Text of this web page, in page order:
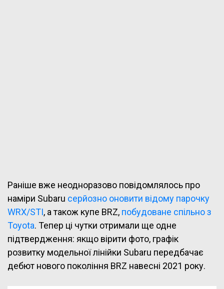
Раніше вже неодноразово повідомлялось про
наміри Subaru серйозно оновити відому парочку
WRX/STI, а також купе BRZ, побудоване спільно з
Toyota. Тепер ці чутки отримали ще одне
підтвердження: якщо вірити фото, графік
розвитку модельної лінійки Subaru передбачає
дебют нового покоління BRZ навесні 2021 року.